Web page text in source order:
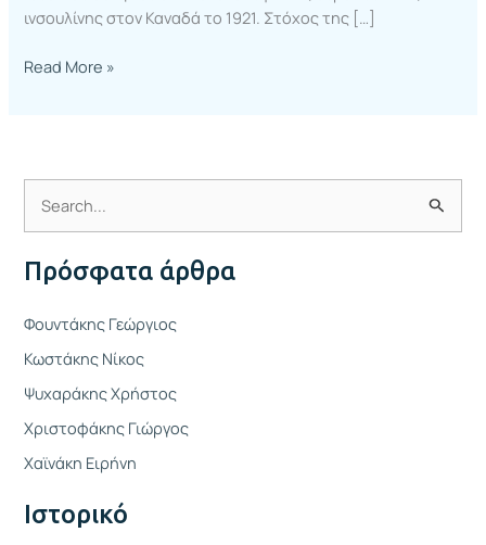
ινσουλίνης στον Καναδά το 1921. Στόχος της […]
Read More »
ν
α
ή
τ
η
σ
η
ι
Πρόσφατα άρθρα
Φουντάκης Γεώργιος
Κωστάκης Νίκος
Ψυχαράκης Χρήστος
Χριστοφάκης Γιώργος
Χαϊνάκη Ειρήνη
Ιστορικό